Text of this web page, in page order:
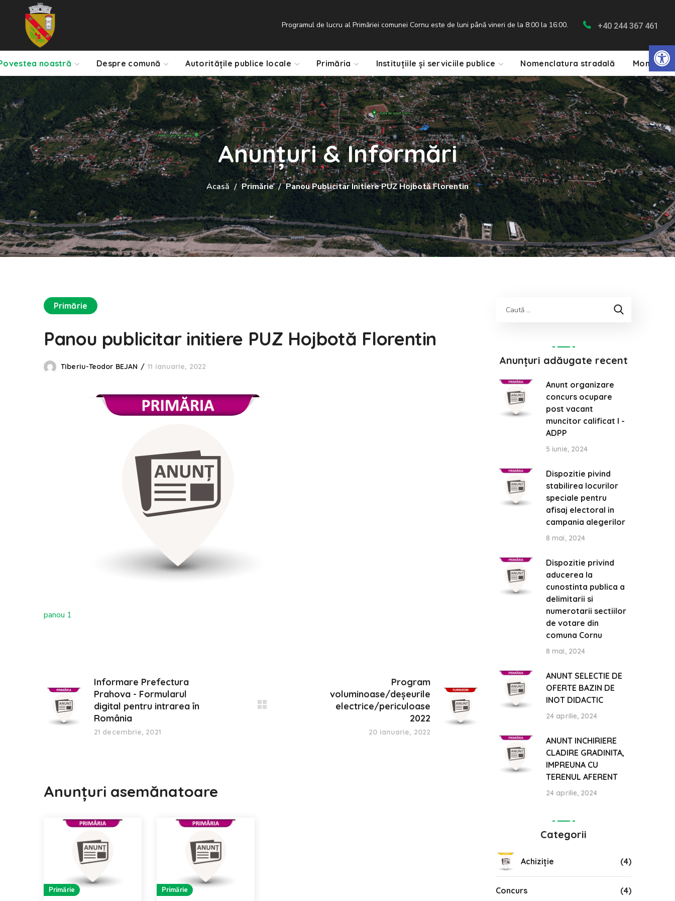
Programul de lucru al Primăriei comunei Cornu este de luni până vineri de la 8:00 la 16:00. +40 244 367 461
noastră Despre comună Autoritățile publice locale Primăria Instituțiile și serviciile publice Nomenclatura stradală Monitorul
Anunțuri & Informări
Acasă Primărie Panou Publicitar Initiere PUZ Hojbotă Florentin
Primărie
Panou publicitar initiere PUZ Hojbotă Florentin
Tiberiu-Teodor BEJAN 11 ianuarie, 2022
panou 1
Informare Prefectura
Prahova - Formularul
digital pentru intrarea în
România
21 decembrie, 2021
Program
voluminoase/deșeurile
electrice/periculoase
2022
20 ianuarie, 2022
Anunțuri asemănatoare
Primărie Primărie
Anunțuri adăugate recent
Anunt organizare
concurs ocupare
post vacant
muncitor calificat I -
ADPP
5 iunie, 2024
Dispozitie pivind
stabilirea locurilor
speciale pentru
afisaj electoral in
campania alegerilor
8 mai, 2024
Dispozitie privind
aducerea la
cunostinta publica a
delimitarii si
numerotarii sectiilor
de votare din
comuna Cornu
8 mai, 2024
ANUNT SELECTIE DE
OFERTE BAZIN DE
INOT DIDACTIC
24 aprilie, 2024
ANUNT INCHIRIERE
CLADIRE GRADINITA,
IMPREUNA CU
TERENUL AFERENT
24 aprilie, 2024
Categorii
Achiziție (4)
Concurs (4)